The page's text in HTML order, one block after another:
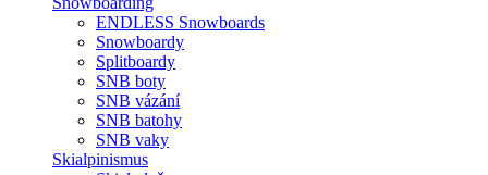
ENDLESS Snowboards
Snowboardy
Splitboardy
SNB boty
SNB vázání
SNB batohy
SNB vaky
Skialpinismus